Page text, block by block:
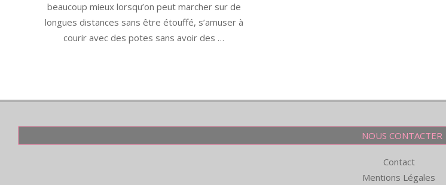
beaucoup mieux lorsqu’on peut marcher sur de
longues distances sans être étouffé, s’amuser à
courir avec des potes sans avoir des …
NOUS CONTACTER
Contact
Mentions Légales